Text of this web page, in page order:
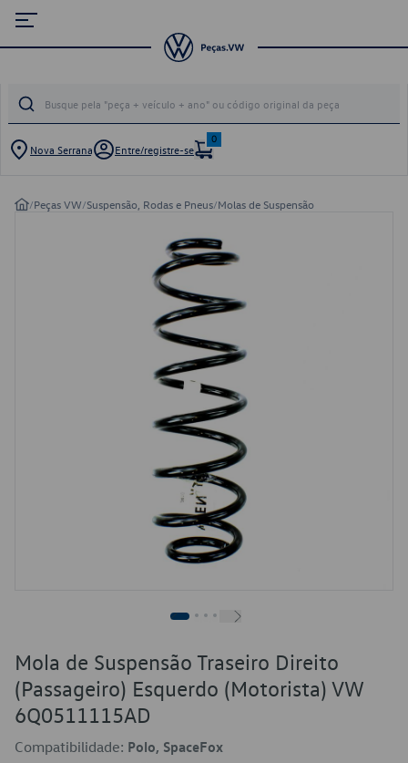
Nova Serrana Entre/registre-se
0
/Peças VW/Suspensão, Rodas e Pneus/Molas de Suspensão
Mola de Suspensão Traseiro Direito
(Passageiro) Esquerdo (Motorista) VW
6Q0511115AD
Compatibilidade: Polo, SpaceFox